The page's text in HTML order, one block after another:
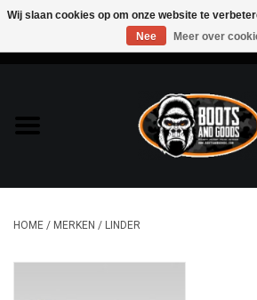
Bags & Packs
Bescherming
HOME / MERKEN / LINDER
Wij slaan cookies op om onze website te
Nee
Meer over